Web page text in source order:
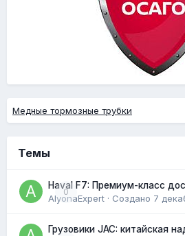
Медные тормозные трубки
Темы
0
Haval F7: Премиум-класс
AlyonaExpert · Создано 7
Грузовики JAC: китайская